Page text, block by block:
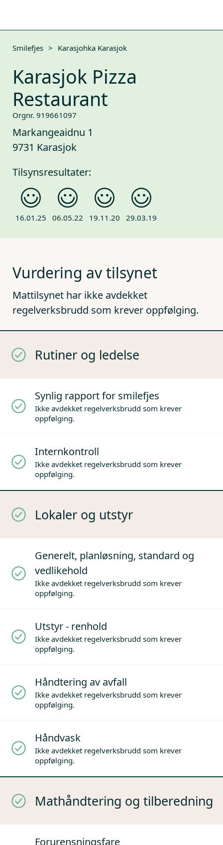
Smilefjes > Karasjohka Karasjok
Karasjok Pizza
Restaurant
Orgnr. 919661097
Markangeaidnu 1
9731 Karasjok
Tilsynsresultater:
16.01.25 06.05.22 19.11.20 29.03.19
Vurdering av tilsynet
Mattilsynet har ikke avdekket
regelverksbrudd som krever oppfølging.
Rutiner og ledelse
Synlig rapport for smilefjes
Ikke avdekket regelverksbrudd som krever
oppfølging.
Internkontroll
Ikke avdekket regelverksbrudd som krever
oppfølging.
Lokaler og utstyr
Generelt, planløsning, standard og
vedlikehold
Ikke avdekket regelverksbrudd som krever
oppfølging.
Utstyr - renhold
Ikke avdekket regelverksbrudd som krever
oppfølging.
Håndtering av avfall
Ikke avdekket regelverksbrudd som krever
oppfølging.
Håndvask
Ikke avdekket regelverksbrudd som krever
oppfølging.
Mathåndtering og tilberedning
Forurensningsfare